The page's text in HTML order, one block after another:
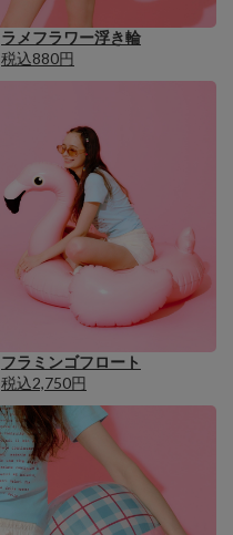
ラメフラワー浮き輪
税込880円
フラミンゴフロート
税込2,750円